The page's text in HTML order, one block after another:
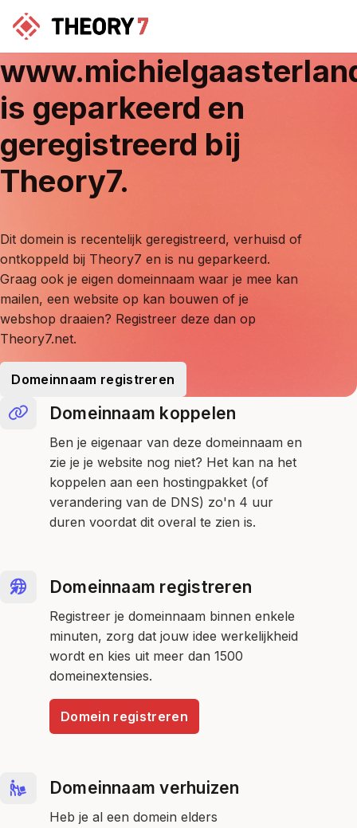
is geparkeerd en
geregistreerd bij
Theory7.
Dit domein is recentelijk geregistreerd, verhuisd of
ontkoppeld bij Theory7 en is nu geparkeerd.
Graag ook je eigen domeinnaam waar je mee kan
mailen, een website op kan bouwen of je
webshop draaien? Registreer deze dan op
Theory7.net.
Domeinnaam registreren
Domeinnaam koppelen
Ben je eigenaar van deze domeinnaam en
zie je je website nog niet? Het kan na het
koppelen aan een hostingpakket (of
verandering van de DNS) zo'n 4 uur
duren voordat dit overal te zien is.
Domeinnaam registreren
Registreer je domeinnaam binnen enkele
minuten, zorg dat jouw idee werkelijkheid
wordt en kies uit meer dan 1500
domeinextensies.
Domein registreren
Domeinnaam verhuizen
Heb je al een domein elders